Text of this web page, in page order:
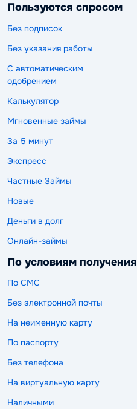
Пользуются спросом
Без подписок
Без указания работы
С автоматическим
одобрением
Калькулятор
Мгновенные займы
За 5 минут
Экспресс
Частные Займы
Новые
Деньги в долг
Онлайн-займы
По условиям получения
По СМС
Без электронной почты
На неименную карту
По паспорту
Без телефона
На виртуальную карту
Наличными